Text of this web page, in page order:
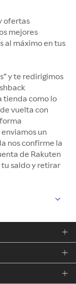
ofertas
mejores
al máximo en tus
y te redirigimos
tienda como lo
vuelta con
un
nos confirme la
de Rakuten
saldo y retirar